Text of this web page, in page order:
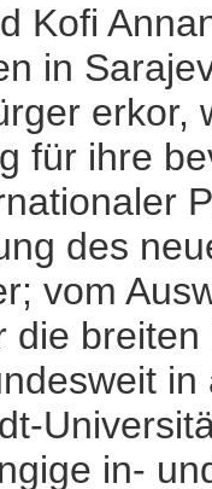
Kofi
in
erkor,
für ihre
des
vom
die
in-